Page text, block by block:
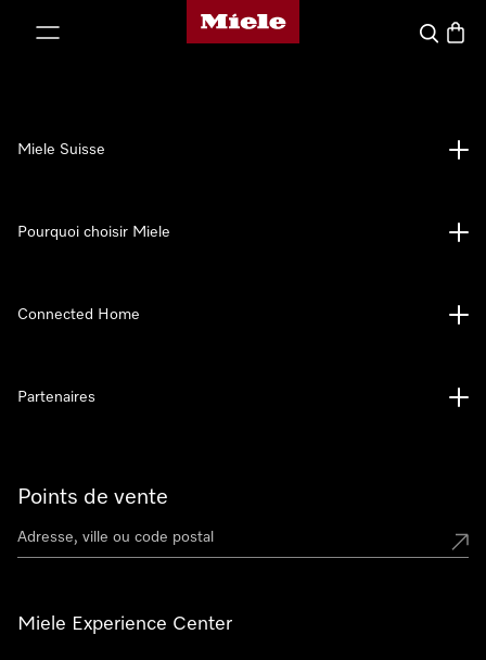
Page d'accueil de Miele
Search
Points de vente
Miele Experience Center
Miele Suisse
Pourquoi choisir Miele
Connected Home
Partenaires